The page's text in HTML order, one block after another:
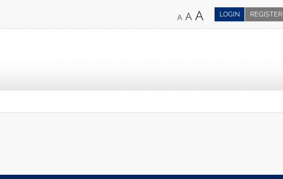
REGISTER
LOGIN
A A A